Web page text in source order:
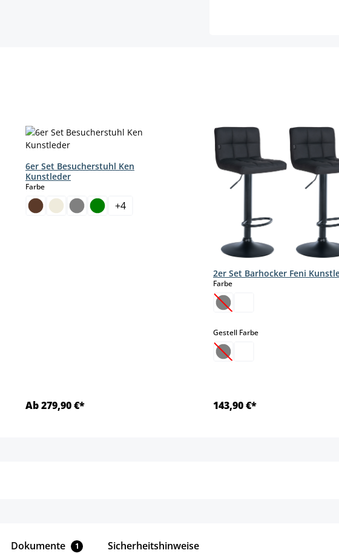
6er Set Besucherstuhl Ken
Kunstleder
Farbeauswählen
+4
Ab 279,90 €*
2er Set Barhocker Feni
Farbeauswählen
(Diese Option ist zurzeit
Gestell Farbeauswählen
(Diese Option ist zurzeit
143,90 €*
Dokumente 1 Sicherheitshinweise